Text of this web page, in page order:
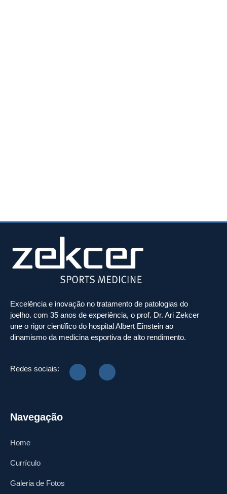
Excelência e inovação no tratamento de patologias do
joelho. com 35 anos de experiência, o prof. Dr. Ari Zekcer
une o rigor científico do hospital Albert Einstein ao
dinamismo da medicina esportiva de alto rendimento.
Redes sociais:
Navegação
Home
Currículo
Galeria de Fotos